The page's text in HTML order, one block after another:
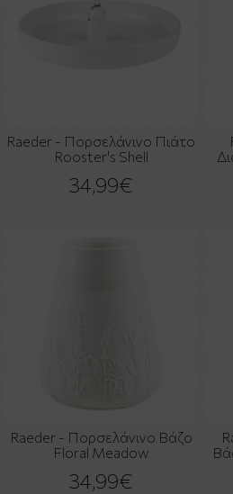
Raeder - Πορσελάνινο Πιάτο
Rooster's Shell
34,99€
Raeder - Πορσελάνινο Βάζο
Floral Meadow
34,99€